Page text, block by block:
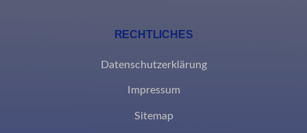
RECHTLICHES
Datenschutzerklärung
Impressum
Sitemap